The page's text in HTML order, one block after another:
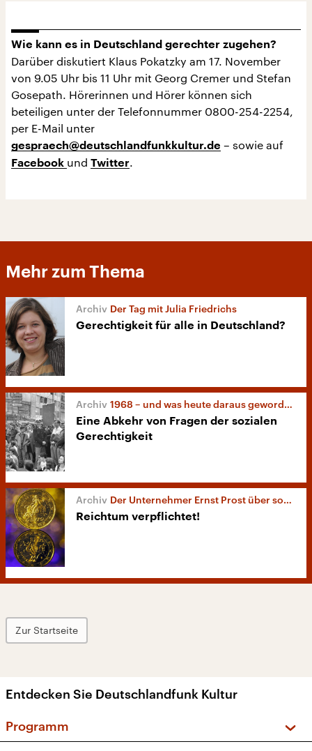
Wie kann es in Deutschland gerechter zugehen?
Darüber diskutiert Klaus Pokatzky am 17. November
von 9.05 Uhr bis 11 Uhr mit Georg Cremer und Stefan
Gosepath. Hörerinnen und Hörer können sich
beteiligen unter der Telefonnummer 0800-254-2254,
per E-Mail unter
gespraech@deutschlandfunkkultur.de – sowie auf
Facebook und Twitter.
Mehr zum Thema
Der Tag mit Julia Friedrichs
Gerechtigkeit für alle in Deutschland?
1968 – und was heute daraus geworden ist
Eine Abkehr von Fragen der sozialen
Gerechtigkeit
Der Unternehmer Ernst Prost über soziale Gerechtigkeit
Reichtum verpflichtet!
Zur Startseite
Entdecken Sie Deutschlandfunk Kultur
Programm